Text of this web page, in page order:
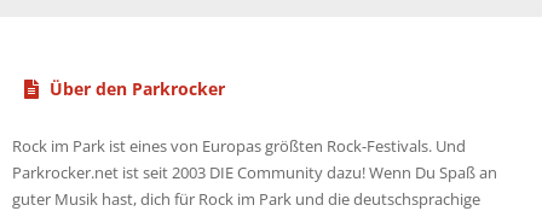
Über den Parkrocker
Rock im Park ist eines von Europas größten Rock-Festivals. Und
Parkrocker.net ist seit 2003 DIE Community dazu! Wenn Du Spaß an
guter Musik hast, dich für Rock im Park und die deutschsprachige